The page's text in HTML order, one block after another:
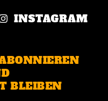
INSTAGRAM
BLEIBEN